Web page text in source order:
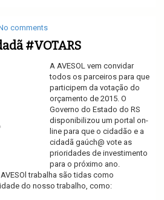
comments
#VOTARS
A AVESOL vem convidar
todos os parceiros para que
participem da votação do
orçamento de 2015. O
Governo do Estado do RS
disponibilizou um portal on-
line para que o cidadão e a
cidadã gaúch@ vote as
prioridades de investimento
para o próximo ano.
trabalha são tidas como
do nosso trabalho, como: